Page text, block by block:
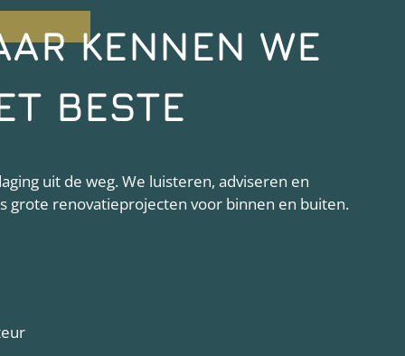
KENNEN WE
BESTE
uit de weg. We luisteren, adviseren en
grote renovatieprojecten voor binnen en buiten.